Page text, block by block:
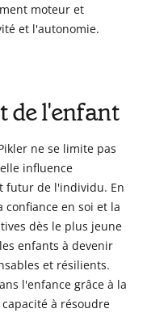
moteur et
et l'autonomie.
de l'enfant
ne se limite pas
influence
futur de l'individu. En
en soi et la
dès le plus jeune
enfants à devenir
et résilients.
l'enfance grâce à la
à résoudre